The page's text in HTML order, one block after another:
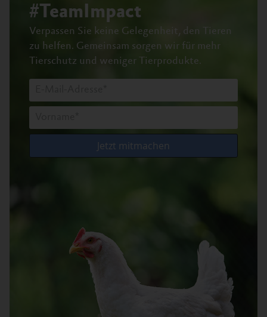
#TeamImpact
Verpassen Sie keine Gelegenheit, den Tieren
zu helfen. Gemeinsam sorgen wir für mehr
Tierschutz und weniger Tierprodukte.